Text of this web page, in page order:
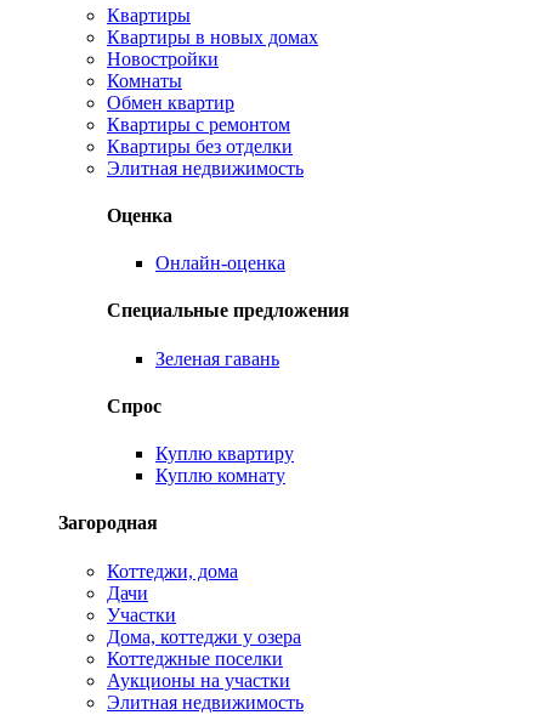
Квартиры
Квартиры в новых домах
Новостройки
Комнаты
Обмен квартир
Квартиры с ремонтом
Квартиры без отделки
Элитная недвижимость
Оценка
Онлайн-оценка
Специальные предложения
Зеленая гавань
Спрос
Куплю квартиру
Куплю комнату
Загородная
Коттеджи, дома
Дачи
Участки
Дома, коттеджи у озера
Коттеджные поселки
Аукционы на участки
Элитная недвижимость